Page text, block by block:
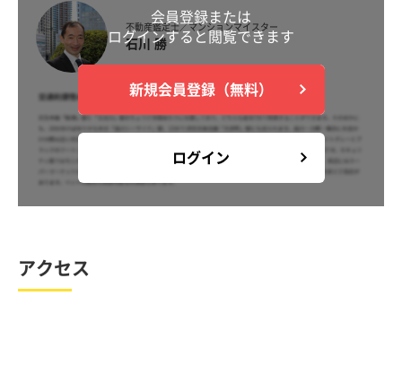
不動産鑑定士／マンションマイスター
石川 勝
会員登録または
ログインすると閲覧できます
新規会員登録（無料）
ログイン
アクセス